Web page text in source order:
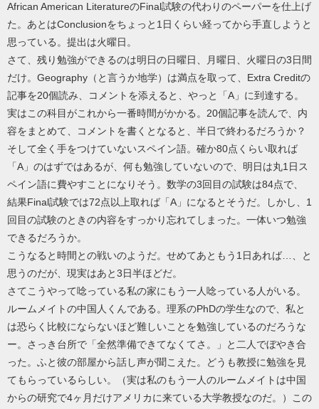
African American LiteratureのFinal試験の代わりのペーパーを仕上げ
た。あとはConclusionをちょっと1日くらい経ってから手直しようと
思っている。提出は火曜日。
さて、残り勉強ができるのは明日の日曜日、月曜日、火曜日の3日間
だけ。Geography（と言うか地学）は満点を取って、Extra Creditの
記事を20個読み、コメントを添えると、やっと「A」に到達する。
実はこの科目がこれから一番時間がかかる。20個記事を読んで、内
容をまとめて、コメントを書くとなると、半日で終わるだろうか？
そして全く手をつけていないスペイン語。確か80点くらい取れば
「A」のはずではあるが、何も勉強していないので、明日は丸1日ス
ペイン語に費やすことになりそう。数学の3回目の試験は84点で、
結果Final試験では72点以上取れば「A」になるとそうだ。しかし、1
回目の試験のときの内容をすっかり忘れてしまった。一体いつ勉強
できるだろうか。
こうなると時間との戦いのようだ。せめてあともう1日あれば…、と
思うのだが、現実はあと3日半ほどだ。
さてこうやって唸っている私の家にもう一人唸っている人がいる。
ルームメイトの中国人くんである。理系のPhDの学生なので、私と
は恐らく比較にならないほど難しいことを勉強しているのだろうな
ー。さっき台所で「全然準備できてなくてさ。」と二人でぼやき合
った。ふと彼の部屋から話し声が聞こえた。どうも教授に勉強を見
てもらっているらしい。（実は私のもう一人のルームメイトは中国
からの研究で4ヶ月だけアメリカに来ている大学教授なのだ。）この